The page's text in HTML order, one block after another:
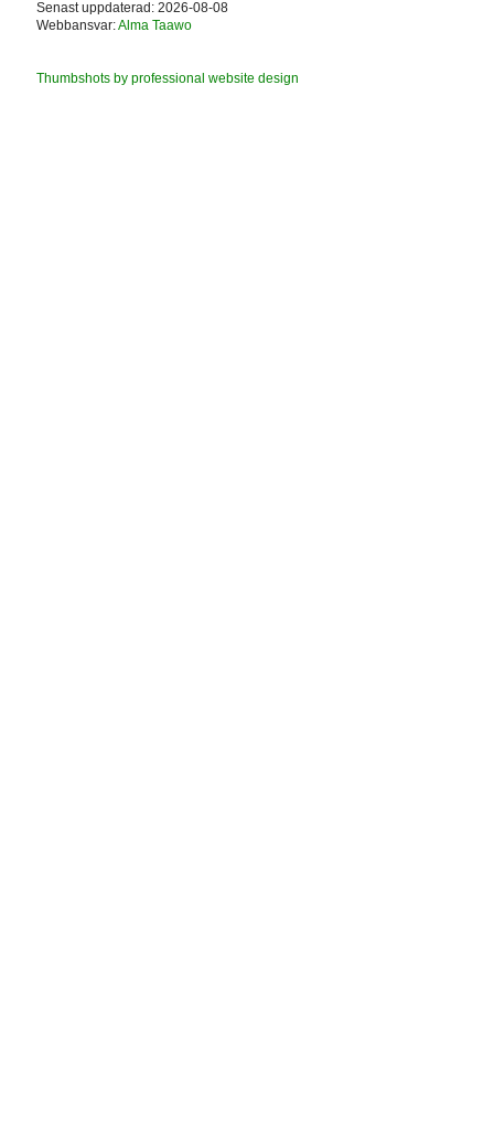
Senast uppdaterad: 2026-08-08
Webbansvar:Alma Taawo
Thumbshots by professional website design